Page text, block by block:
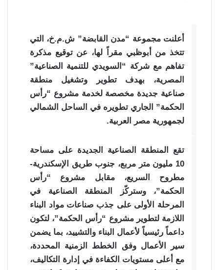
أعلنت مجموعة “مدن القابضة” ش.م.خ، التي
تتخذ من أبوظبي مقراً لها، عن توقيع مذكرة
تفاهم مع شركة “السويدي للتنمية الصناعية”
المصرية، بهدف تطوير وتشغيل منطقة
صناعية جديدة مخصصة لخدمة مشروع “رأس
الحكمة” الجاري تطويره في الساحل الشمالي
لجمهورية مصر العربية.
تقع المنطقة الصناعية الجديدة على مساحة
10 مليون متر مربع، جنوب طريق الإسكندرية-
مطروح السريع، مقابل مشروع “رأس
الحكمة”، وستركّز المنطقة الصناعية في
المرحلة الأولى على جذب صناعات مواد البناء
اللازمة لتطوير مشروع “رأس الحكمة”، لتكون
داعماً رئيسياً لأعمال البناء والتشييد، بما يضمن
سير الأعمال وفق الخطط الزمنية المحددة،
مع أعلى مستويات الكفاءة في إدارة التكاليف،